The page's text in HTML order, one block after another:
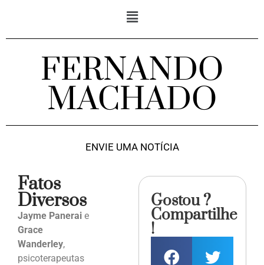
FERNANDO
MACHADO
ENVIE UMA NOTÍCIA
Fatos
Diversos
Jayme Panerai e
Grace
Wanderley,
psicoterapeutas
Gostou ?
Compartilhe
!